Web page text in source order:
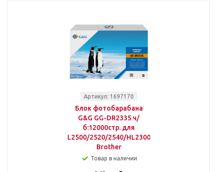
Артикул: 1697170
Блок фотобарабана
G&G GG-DR2335 ч/
б:12000стр. для
L2500/2520/2540/HL2300/2340/2360/
Brother
Товар в наличии